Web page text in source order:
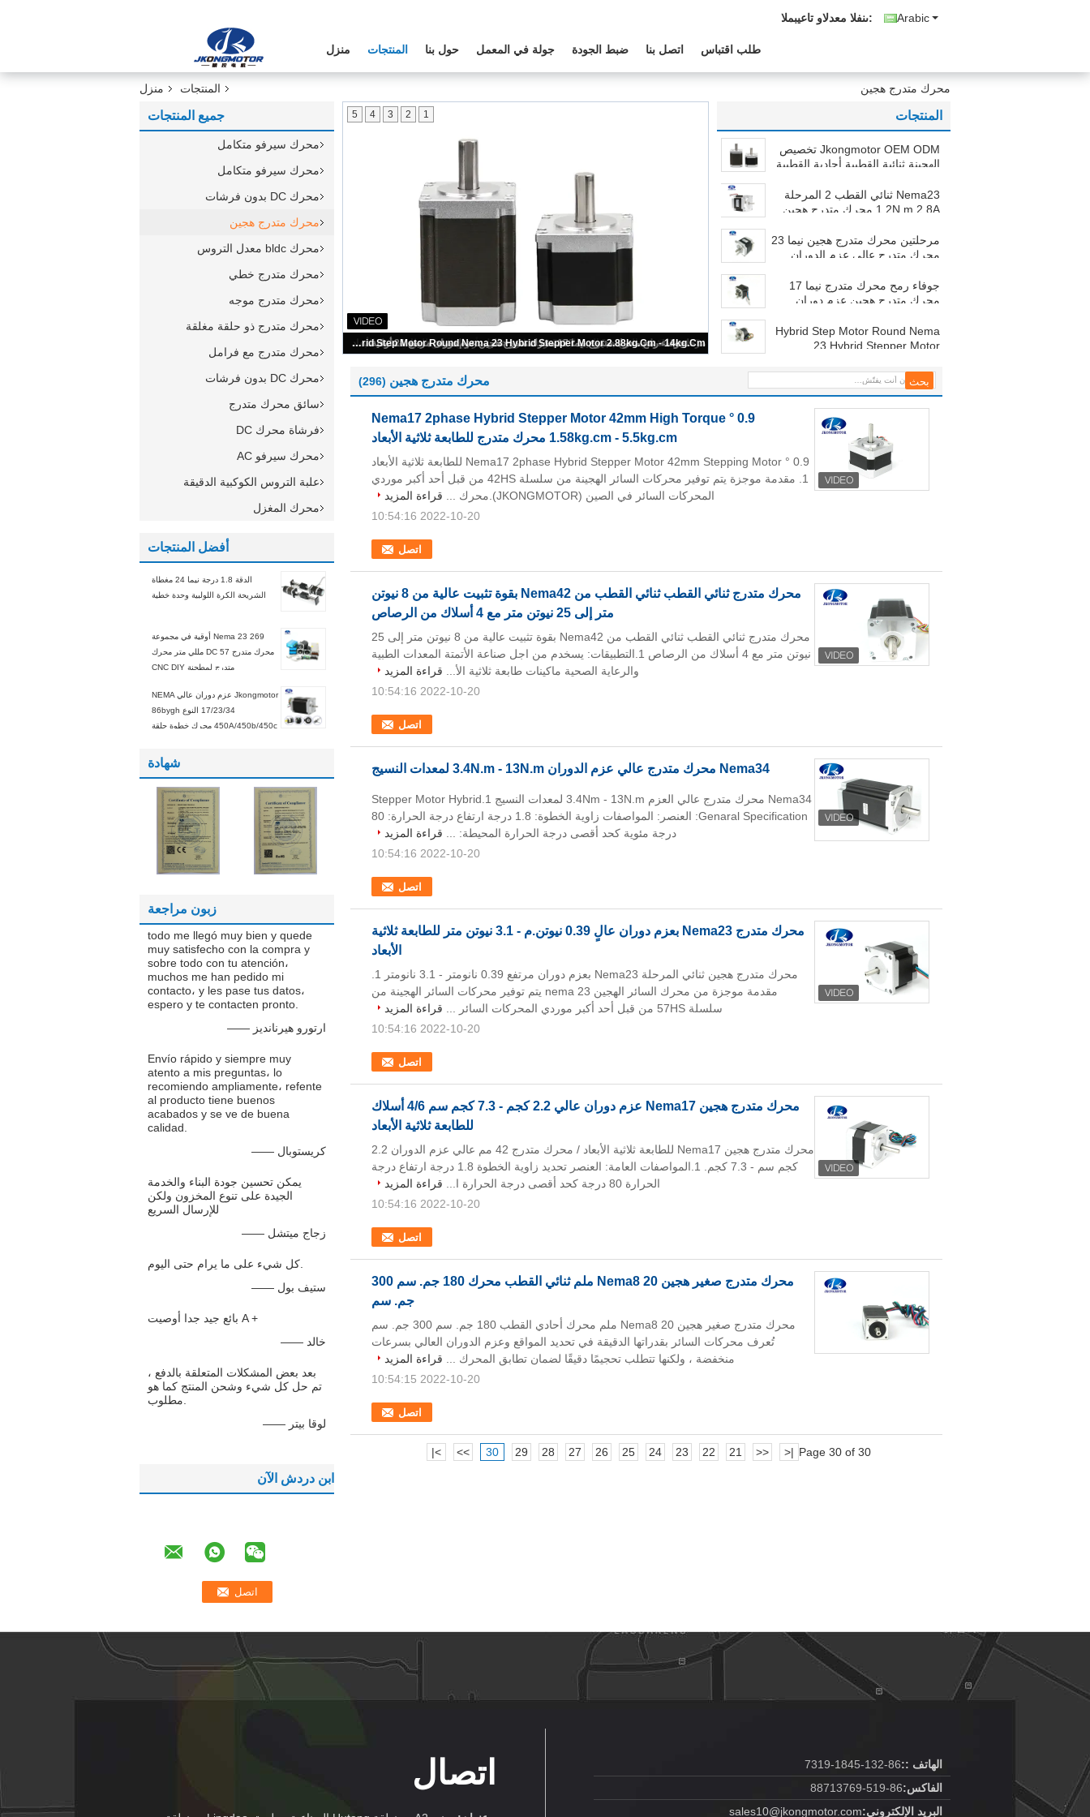
Arabic المبيعات والدعم الفنى:
منزل المنتجات حول بنا جولة في المعمل ضبط الجودة اتصل بنا طلب اقتباس
منزل المنتجات محرك متدرج هجين
جميع المنتجات
محرك سيرفو متكامل
محرك سيرفو متكامل
محرك DC بدون فرشات
محرك متدرج هجين
محرك bldc معدل التروس
محرك متدرج خطي
محرك متدرج موجه
محرك متدرج ذو حلقة مغلقة
محرك متدرج مع فرامل
محرك DC بدون فرشات
سائق محرك متدرج
فرشاة محرك DC
محرك سيرفو AC
علبة التروس الكوكبية الدقيقة
محرك المغزل
أفضل المنتجات
الدقة 1.8 درجة نيما 24 مغطاة
الشريحة الكرة اللولبية وحدة خطية
Nema 23 269 أوقية في مجموعة
محرك متدرج DC 57 مللي متر محرك
متدرج لمطحنة CNC DIY
Jkongmotor عزم دوران عالي NEMA
17/23/34 النوع 86bygh
450A/450b/450c محرك خطوة حلقة
شهادة
زبون مراجعة
todo me llegó muy bien y quede
muy satisfecho con la compra y
sobre todo con tu atención،
muchos me han pedido mi
contacto، y les pase tus datos،
espero y te contacten pronto.
—— ارتورو هيرنانديز
Envío rápido y siempre muy
atento a mis preguntas، lo
recomiendo ampliamente، refente
al producto tiene buenos
acabados y se ve de buena
calidad.
—— كريستوبال
يمكن تحسين جودة البناء والخدمة
الجيدة على تنوع المخزون ولكن
للإرسال السريع
—— زجاج ميتشل
—— ستيف بول
بائع جيد جدا أوصيت A +
—— خالد
بعد بعض المشكلات المتعلقة بالدفع ،
تم حل كل شيء وشحن المنتج كما هو
—— لوقا بيتر
ابن دردش الآن
Jkongmotor OEM ODM تخصيص الهجينة ثنائية القطبية أحادية القطبية محرك خطوة خطوة مع علبة التروس مكيف الفرامل مدمجة السائق
1
2
3
4
5 المنتجات
Jkongmotor OEM ODM تخصيص
الهجينة ثنائية القطبية أحادية القطبية
مكيف الفرامل مدمجة السائق
Nema23 ثنائي القطب 2 المرحلة
1.2N.m 2.8A محرك متدرج هجين
مرحلتين محرك متدرج هجين نيما 23
محرك متدرج عالي عزم الدوران
الهجين طابعة ثلاثية الأبعاد محرك
متدرج
جوفاء رمح محرك متدرج نيما 17
محرك متدرج هجين عزم دوران
Hybrid Step Motor Round Nema
23 Hybrid Stepper Motor
بكرة ، CE ROHS
محرك متدرج هجين (296)
0.9 ° Nema17 2phase Hybrid Stepper Motor 42mm High Torque
1.58kg.cm - 5.5kg.cm محرك متدرج للطابعة ثلاثية الأبعاد
اتصل
0.9 ° Nema17 2phase Hybrid Stepper Motor 42mm Stepping Motor للطابعة ثلاثية الأبعاد
1. مقدمة موجزة يتم توفير محركات السائر الهجينة من سلسلة 42HS من قبل أحد أكبر موردي
المحركات السائر في الصين (JKONGMOTOR).محرك ...
قراءة المزيد
2022-10-20 10:54:16
محرك متدرج ثنائي القطب ثنائي القطب من Nema42 بقوة تثبيت عالية من 8 نيوتن
متر إلى 25 نيوتن متر مع 4 أسلاك من الرصاص
اتصل
محرك متدرج ثنائي القطب ثنائي القطب من Nema42 بقوة تثبيت عالية من 8 نيوتن متر إلى 25
نيوتن متر مع 4 أسلاك من الرصاص 1.التطبيقات: يسخدم من اجل صناعة الأتمتة المعدات الطبية
والرعاية الصحية ماكينات طابعة ثلاثية الأ... قراءة المزيد
2022-10-20 10:54:16
Nema34 محرك متدرج عالي عزم الدوران 3.4N.m - 13N.m لمعدات النسيج
اتصل
Nema34 محرك متدرج عالي العزم 3.4Nm - 13N.m لمعدات النسيج 1.Stepper Motor Hybrid
Genaral Specification: العنصر: المواصفات زاوية الخطوة: 1.8 درجة ارتفاع درجة الحرارة: 80
درجة مئوية كحد أقصى درجة الحرارة المحيطة: ... قراءة المزيد
2022-10-20 10:54:16
محرك متدرج Nema23 بعزم دوران عالٍ 0.39 نيوتن.م - 3.1 نيوتن متر للطابعة ثلاثية
الأبعاد
اتصل
مقدمة موجزة من محرك السائر الهجين nema 23 يتم توفير محركات السائر الهجينة من
سلسلة 57HS من قبل أحد أكبر موردي المحركات السائر ...
قراءة المزيد
2022-10-20 10:54:16
محرك متدرج هجين Nema17 عزم دوران عالي 2.2 كجم - 7.3 كجم سم 4/6 أسلاك
للطابعة ثلاثية الأبعاد
اتصل
محرك متدرج هجين Nema17 للطابعة ثلاثية الأبعاد / محرك متدرج 42 مم عالي عزم الدوران 2.2
كجم سم - 7.3 كجم. 1.المواصفات العامة: العنصر تحديد زاوية الخطوة 1.8 درجة ارتفاع درجة
الحرارة 80 درجة كحد أقصى درجة الحرارة ا...
قراءة المزيد
2022-10-20 10:54:16
محرك متدرج صغير هجين Nema8 20 ملم ثنائي القطب محرك 180 جم. سم 300
جم. سم
اتصل
محرك متدرج صغير هجين Nema8 20 ملم محرك أحادي القطب 180 جم. سم 300 جم. سم
تُعرف محركات السائر بقدراتها الدقيقة في تحديد المواقع وعزم الدوران العالي بسرعات
منخفضة ، ولكنها تتطلب تحجيمًا دقيقًا لضمان تطابق المحرك ... قراءة المزيد
2022-10-20 10:54:15
Page 30 of 30
|<
<<
21
22
23
24
25
26
27
28
29
30
>>
>|
اتصال الهاتف ::86-132-1845-7319
الفاكس:86-519-88713769
البريد الإلكتروني:sales10@jkongmotor.com